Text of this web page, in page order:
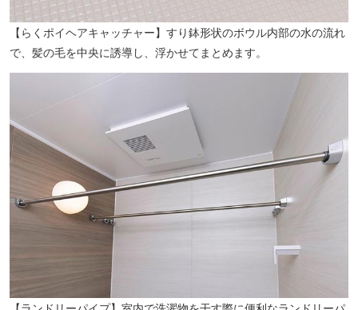
【らくポイヘアキャッチャー】すり鉢形状のボウル内部の水の流れ
で、髪の毛を中央に誘導し、浮かせてまとめます。